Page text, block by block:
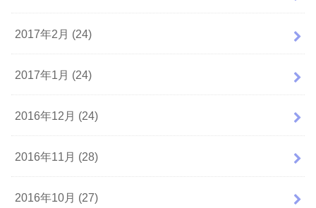
2017年2月 (24)
2017年1月 (24)
2016年12月 (24)
2016年11月 (28)
2016年10月 (27)